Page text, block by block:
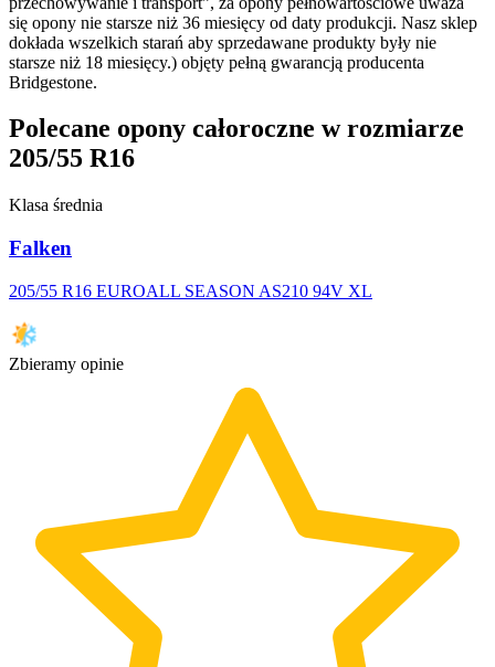
się opony nie starsze niż 36 miesięcy od daty produkcji. Nasz sklep
dokłada wszelkich starań aby sprzedawane produkty były nie
starsze niż 18 miesięcy.) objęty pełną gwarancją producenta
Bridgestone.
Polecane opony całoroczne w rozmiarze
205/55 R16
Klasa średnia
Falken
205/55 R16 EUROALL SEASON AS210 94V XL
Zbieramy opinie